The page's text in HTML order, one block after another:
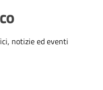
notizie ed eventi